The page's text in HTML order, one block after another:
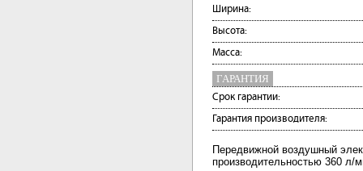
Ширина:
Высота:
Масса:
ГАРАНТИЯ
Срок гарантии:
Гарантия производителя:
Передвижной воздушный
производительностью 360 л/